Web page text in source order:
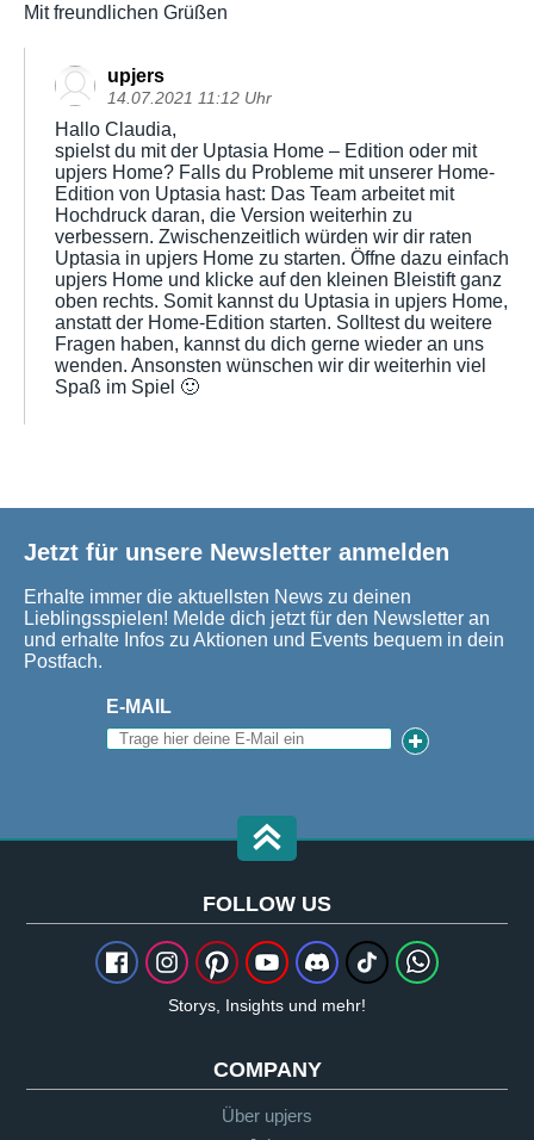
Mit freundlichen Grüßen
upjers
14.07.2021 11:12 Uhr
Hallo Claudia,
spielst du mit der Uptasia Home – Edition oder mit
upjers Home? Falls du Probleme mit unserer Home-
Edition von Uptasia hast: Das Team arbeitet mit
Hochdruck daran, die Version weiterhin zu
verbessern. Zwischenzeitlich würden wir dir raten
Uptasia in upjers Home zu starten. Öffne dazu einfach
upjers Home und klicke auf den kleinen Bleistift ganz
oben rechts. Somit kannst du Uptasia in upjers Home,
anstatt der Home-Edition starten. Solltest du weitere
Fragen haben, kannst du dich gerne wieder an uns
wenden. Ansonsten wünschen wir dir weiterhin viel
Spaß im Spiel 🙂
Jetzt für unsere Newsletter anmelden
Erhalte immer die aktuellsten News zu deinen
Lieblingsspielen! Melde dich jetzt für den Newsletter an
und erhalte Infos zu Aktionen und Events bequem in dein
Postfach.
E-MAIL
FOLLOW US
Storys, Insights und mehr!
COMPANY
Über upjers